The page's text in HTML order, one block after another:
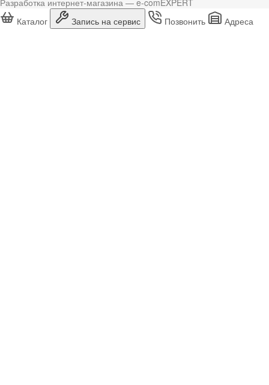
Каталог
Запись на сервис Позвонить Адреса